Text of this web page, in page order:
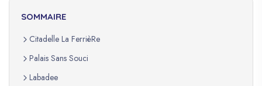
SOMMAIRE
Citadelle La FerrièRe
Palais Sans Souci
Labadee